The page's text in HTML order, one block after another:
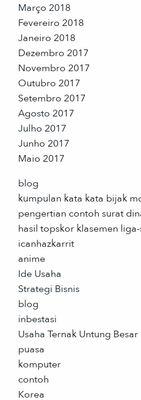
Março 2018
Fevereiro 2018
Janeiro 2018
Dezembro 2017
Novembro 2017
Outubro 2017
Setembro 2017
Agosto 2017
Julho 2017
Junho 2017
Maio 2017
blog
kumpulan kata kata bijak
pengertian contoh surat
hasil topskor klasemen
icanhazkarrit
anime
Ide Usaha
Strategi Bisnis
blog
inbestasi
Usaha Ternak Untung Besar
puasa
komputer
contoh
Korea